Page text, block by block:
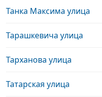
Танка Максима улица
Тарашкевича улица
Тарханова улица
Татарская улица